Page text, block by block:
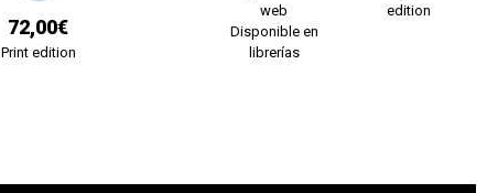
72,00€
Print edition
web
Disponible en
librerías
edition